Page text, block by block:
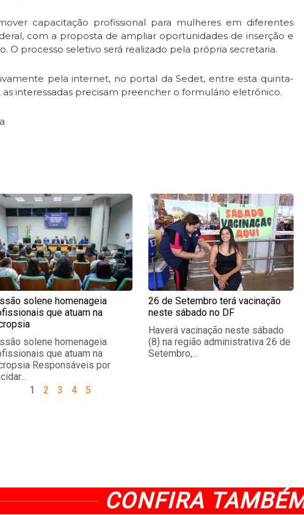
capacitação profissional para mulheres em diferentes
com a proposta de ampliar oportunidades de inserção e
O processo seletivo será realizado pela própria secretaria.
pela internet, no portal da Sedet, entre esta quinta-
as interessadas precisam preencher o formulário eletrônico.
solene homenageia
que atuam na
solene homenageia
que atuam na
Responsáveis por
26 de Setembro terá vacinação
neste sábado no DF
Haverá vacinação neste sábado
(8) na região administrativa 26 de
Setembro,...
Page
1
Page
2
Page
3
Page
4
Page
5
CONFIRA